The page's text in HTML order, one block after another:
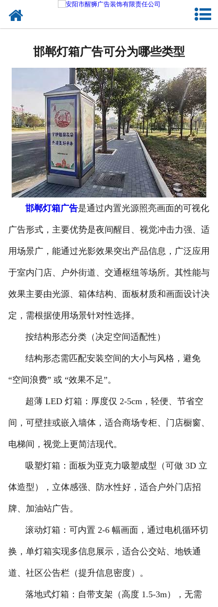
服务项目
成功案例
新闻资讯
企业文化
联系我们
邯郸灯箱广告可分为哪些类型
邯郸灯箱广告是通过内置光源照亮画面的可视化
广告形式，主要优势是夜间醒目、视觉冲击力强、适
用场景广，能通过光影效果突出产品信息，广泛应用
于室内门店、户外街道、交通枢纽等场所。其性能与
效果主要由光源、箱体结构、面板材质和画面设计决
定，需根据使用场景针对性选择。
按结构形态分类（决定空间适配性）
结构形态需匹配安装空间的大小与风格，避免
“空间浪费” 或 “效果不足”。
超薄 LED 灯箱：厚度仅 2-5cm，轻便、节省空
间，可壁挂或嵌入墙体，适合商场专柜、门店橱窗、
电梯间，视觉上更简洁现代。
吸塑灯箱：面板为亚克力吸塑成型（可做 3D 立
体造型），立体感强、防水性好，适合户外门店招
牌、加油站广告。
滚动灯箱：可内置 2-6 幅画面，通过电机循环切
换，单灯箱实现多信息展示，适合公交站、地铁通
道、社区公告栏（提升信息密度）。
落地式灯箱：自带支架（高度 1.5-3m），无需